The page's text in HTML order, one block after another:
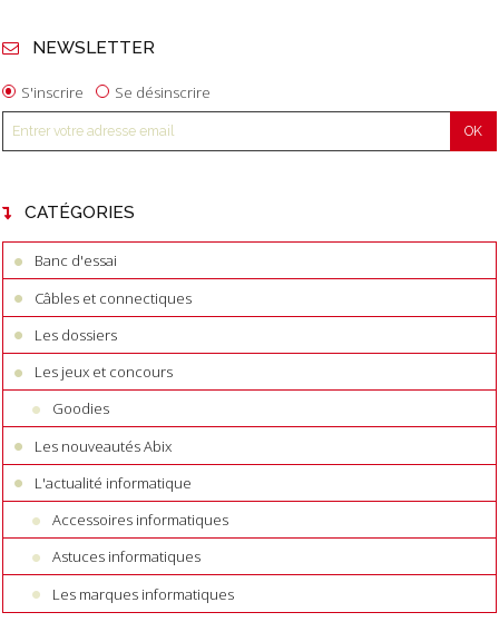
NEWSLETTER
S'inscrire Se désinscrire
CATÉGORIES
Banc d'essai
Câbles et connectiques
Les dossiers
Les jeux et concours
Goodies
Les nouveautés Abix
L'actualité informatique
Accessoires informatiques
Astuces informatiques
Les marques informatiques